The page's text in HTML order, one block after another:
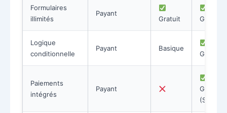
Formulaires
illimités
Payant
Gratuit Gratuit
Logique
conditionnelle
Payant Basique
Gratuit
Paiements
intégrés
Payant
Gratuit
(Stripe)